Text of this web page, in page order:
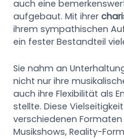
auch eine
aufgebaut. Mit ihrer
ihrem sympathischen
ein fester Bestandteil
Sie nahm an
nicht nur ihre
auch ihre Flexibilität als
stellte. Diese
verschiedenen
Musikshows, Reality-